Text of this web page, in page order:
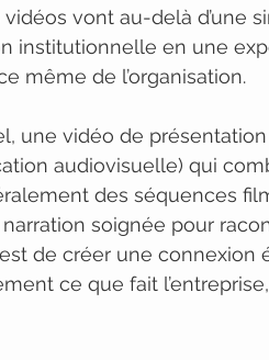
vont au-delà d’une
institutionnelle en une
même de l’organisation.
une vidéo de
audiovisuelle) qui
des séquences
soignée pour
est de créer une
ce que fait